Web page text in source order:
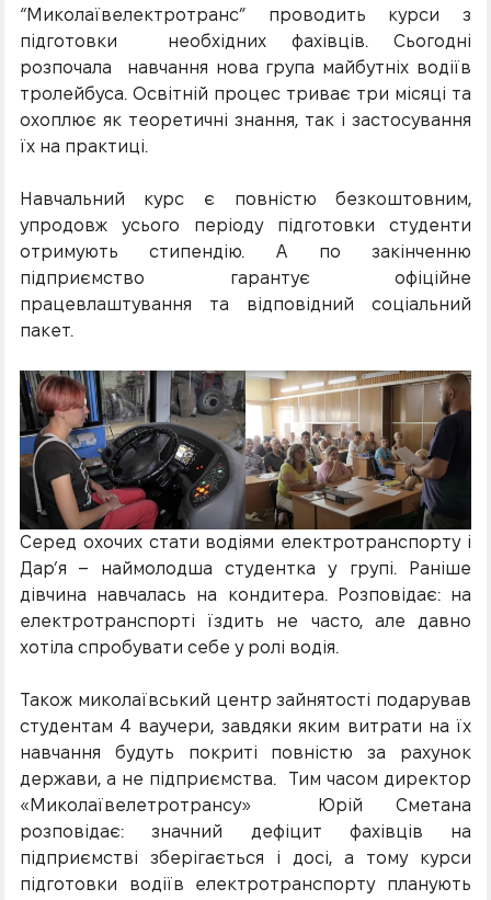
“Миколаївелектротранс” проводить курси з
підготовки необхідних фахівців. Сьогодні
розпочала навчання нова група майбутніх водіїв
тролейбуса. Освітній процес триває три місяці та
охоплює як теоретичні знання, так і застосування
їх на практиці.
Навчальний курс є повністю безкоштовним,
упродовж усього періоду підготовки студенти
отримують стипендію. А по закінченню
підприємство гарантує офіційне
працевлаштування та відповідний соціальний
пакет.
Серед охочих стати водіями електротранспорту і
Дар’я – наймолодша студентка у групі. Раніше
дівчина навчалась на кондитера. Розповідає: на
електротранспорті їздить не часто, але давно
хотіла спробувати себе у ролі водія.
Також миколаївський центр зайнятості подарував
студентам 4 ваучери, завдяки яким витрати на їх
навчання будуть покриті повністю за рахунок
держави, а не підприємства. Тим часом директор
«Миколаївелетротрансу» Юрій Сметана
розповідає: значний дефіцит фахівців на
підприємстві зберігається і досі, а тому курси
підготовки водіїв електротранспорту планують